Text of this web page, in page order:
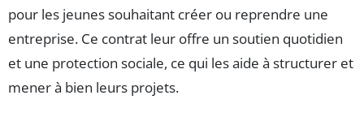
pour les jeunes souhaitant créer ou reprendre une
entreprise. Ce contrat leur offre un soutien quotidien
et une protection sociale, ce qui les aide à structurer et
mener à bien leurs projets.